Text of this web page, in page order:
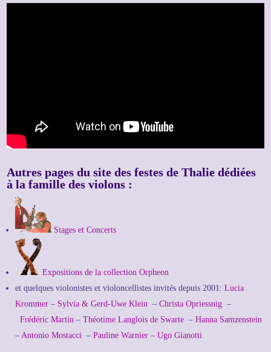
Autres pages du site des festes de Thalie dédiées
à la famille des violons :
Stages et Concerts
Expositions de la collection Orpheon
et quelques violonistes et violoncellistes invités depuis 2001:Lucia
Krommer – Sylvia & Gerd-Uwe Klein –Christa Opriessnig –
Frédéric Martin – Théotime Langlois de Swarte –Hanna Samzenstein
–Antonio Mostacci –Pauline Warnier –Ugo Gianotti